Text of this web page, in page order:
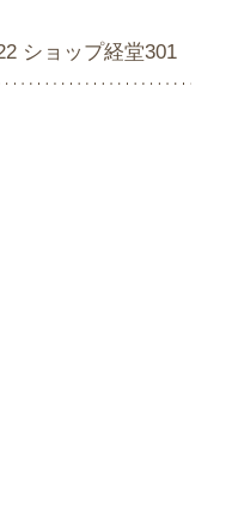
ショップ経堂301